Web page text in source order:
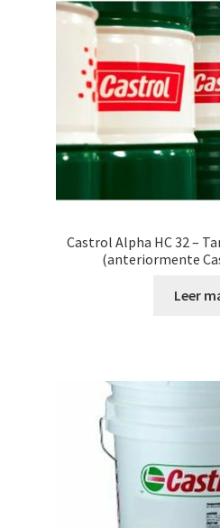
Castrol Alpha HC 32 –
(anteriormente
Leer